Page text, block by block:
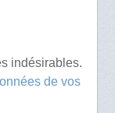
indésirables.
de vos